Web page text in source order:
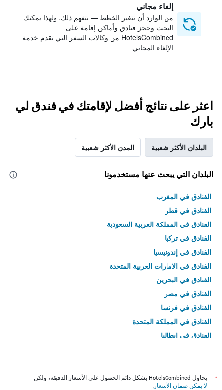
إلغاء مجاني
من الوارد أن تتغير الخطط — نتفهم ذلك. ولهذا يمكنك
البحث وحجز فنادق وأماكن إقامة على
HotelsCombined من وكالات السفر التي تقدم خدمة
الإلغاء المجاني
اعثر على نتائج أفضل لإقامتك في فندق لي
بارك
البلدان الأكثر شعبية المدن الأكثر شعبية
البلدان التي يبحث عنها مستخدمونا
الفنادق في المغرب
الفنادق في قطر
الفنادق في المملكة العربية السعودية
الفنادق في تركيا
الفنادق في إندونيسيا
الفنادق في الامارات العربية المتحدة
الفنادق في البحرين
الفنادق في مصر
الفنادق في فرنسا
الفنادق في المملكة المتحدة
الفنادق في إيطاليا
*
يحاول HotelsCombined بشكل دائم الحصول على الأسعار الدقيقة، ولكن
لا يمكن ضمان الأسعار .